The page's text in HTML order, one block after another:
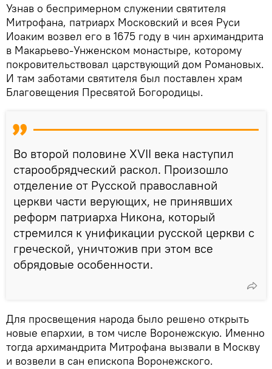
Узнав о беспримерном служении святителя
Митрофана, патриарх Московский и всея Руси
Иоаким возвел его в 1675 году в чин архимандрита
в Макарьево-Унженском монастыре, которому
покровительствовал царствующий дом Романовых.
И там заботами святителя был поставлен храм
Благовещения Пресвятой Богородицы.
Во второй половине XVII века наступил
старообрядческий раскол. Произошло
отделение от Русской православной
церкви части верующих, не принявших
реформ патриарха Никона, который
стремился к унификации русской церкви с
греческой, уничтожив при этом все
обрядовые особенности.
Для просвещения народа было решено открыть
новые епархии, в том числе Воронежскую. Именно
тогда архимандрита Митрофана вызвали в Москву
и возвели в сан епископа Воронежского.